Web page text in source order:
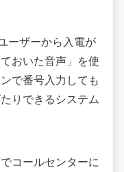
ーザーから入電が
おいた音声」を使
で番号入力しても
りできるシステム
コールセンターに